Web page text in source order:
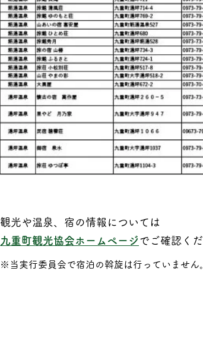
観光や温泉、宿の情報については
九重町観光協会ホームページでご確認くだ
※当実行委員会で宿泊の斡旋は行っていません